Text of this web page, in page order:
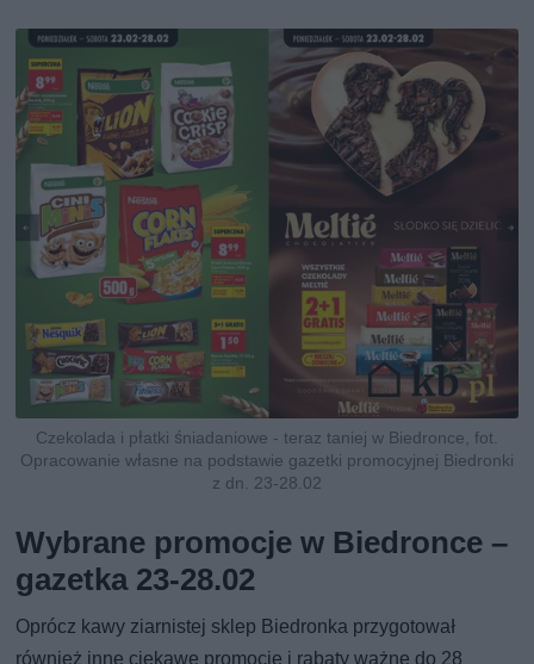
Czekolada i płatki śniadaniowe - teraz taniej w Biedronce, fot.
Opracowanie własne na podstawie gazetki promocyjnej Biedronki
z dn. 23-28.02
Wybrane promocje w Biedronce –
gazetka 23-28.02
Oprócz kawy ziarnistej sklep Biedronka przygotował
również inne ciekawe promocje i rabaty ważne do 28